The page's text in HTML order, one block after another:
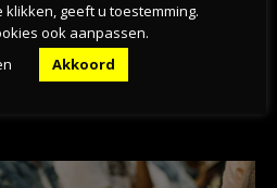
荷
打工人注意！荷兰法律专家：雇主
的小错误可能导致居留许可被吊销
geeft u toestemming.
ook aanpassen.
Akkoord